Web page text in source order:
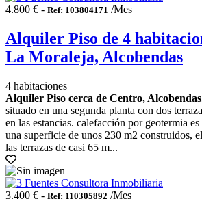
4.800 € - Ref: 103804171 /Mes
Alquiler Piso de 4
La Moraleja, Alcobendas
4 habitaciones
Alquiler Piso cerca de Centro,
situado en una segunda planta con dos
en las estancias. calefacción por geotermia
una superficie de unos 230 m2 construidos,
las terrazas de casi 65 m...
3.400 € - Ref: 110305892 /Mes